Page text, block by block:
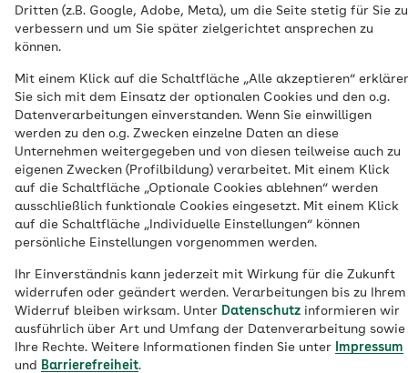
Dritten (z.B. Google, Adobe, Meta), um die Seite stetig für Sie zu
verbessern und um Sie später zielgerichtet ansprechen zu
können.
Mit einem Klick auf die Schaltfläche „Alle akzeptieren“
Sie sich mit dem Einsatz der optionalen Cookies und den o.g.
Datenverarbeitungen einverstanden. Wenn Sie einwilligen
werden zu den o.g. Zwecken einzelne Daten an diese
Unternehmen weitergegeben und von diesen teilweise auch zu
eigenen Zwecken (Profilbildung) verarbeitet. Mit einem Klick
auf die Schaltfläche „Optionale Cookies ablehnen“ werden
ausschließlich funktionale Cookies eingesetzt. Mit einem Klick
auf die Schaltfläche „Individuelle Einstellungen“ können
persönliche Einstellungen vorgenommen werden.
Ihr Einverständnis kann jederzeit mit Wirkung für die Zukunft
widerrufen oder geändert werden. Verarbeitungen bis zu Ihrem
Widerruf bleiben wirksam. Unter Datenschutz informieren wir
ausführlich über Art und Umfang der Datenverarbeitung sowie
Ihre Rechte. Weitere Informationen finden Sie unter
Impressum
und Barrierefreiheit.
(IGeL)
Eine Leistung bei allen AOKs
Individuelle Gesundheitsleistungen, kurz
IGeL, sind ärztliche Leistungen, die
Versicherte selbst bezahlen. Ob eine IGeL
sinnvoll ist, lässt sich nicht immer auf den
ersten Blick erkennen. Die AOK erklärt,
worauf Versicherte achten sollten, welche
Kosten übernommen werden und wie der
IGeL-Monitor bei der Entscheidung hilft.